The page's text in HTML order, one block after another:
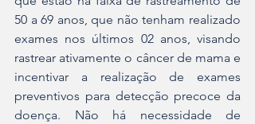
50 a 69 anos, que não tenham realizado
exames nos últimos 02 anos, visando
rastrear ativamente o câncer de mama e
incentivar a realização de exames
preventivos para detecção precoce da
doença. Não há necessidade de